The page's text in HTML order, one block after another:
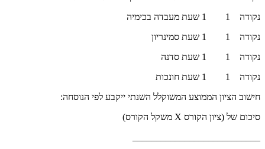
נקודה 1 1 שעת מעבדה בכימיה
נקודה 1 1 שעת סמינריון
נקודה 1 1 שעת סדנה
נקודה 1 1 שעת חונכות
חישוב הציון הממוצע המשוקלל השנתי ייקבע לפי הנוסחה:
סיכום של (ציון הקורס X משקל הקורס)